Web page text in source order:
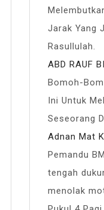
Jarak Yang
Rasullulah.
ABD RAUF
Bomoh-
Ini Untuk
Seseorang
Adnan Mat
Pemandu
tengah
menolak